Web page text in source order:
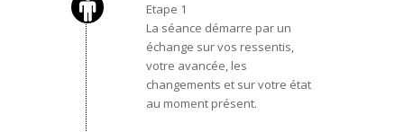
Etape 1
La séance démarre par un
échange sur vos ressentis,
votre avancée, les
changements et sur votre état
au moment présent.